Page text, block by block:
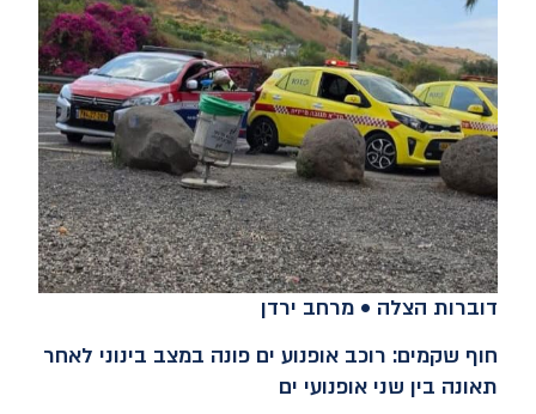
דוברות הצלה • מרחב ירדן
חוף שקמים: רוכב אופנוע ים פונה במצב בינוני לאחר
תאונה בין שני אופנועי ים